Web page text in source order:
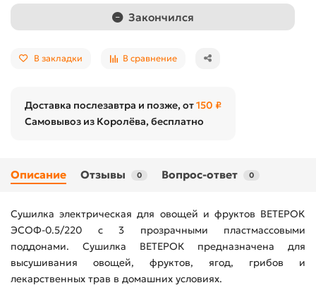
Закончился
В закладки В сравнение
Доставка послезавтра и позже, от150 ₽
Самовывоз из Королёва, бесплатно
Описание Отзывы 0 Вопрос-ответ 0
Сушилка электрическая для овощей и фруктов ВЕТЕРОК
ЭСОФ-0.5/220 с 3 прозрачными пластмассовыми
поддонами. Сушилка ВЕТЕРОК предназначена для
высушивания овощей, фруктов, ягод, грибов и
лекарственных трав в домашних условиях.